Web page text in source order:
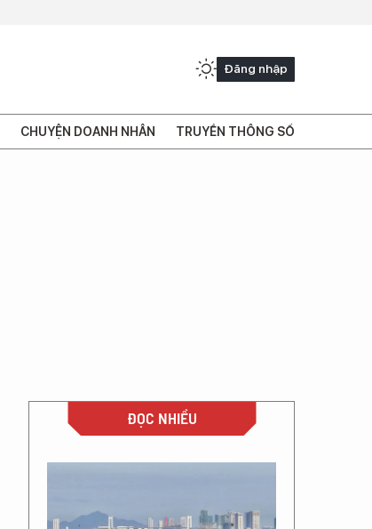
Đăng nhập
CHUYỆN DOANH NHÂN TRUYỀN THÔNG SỐ
ĐỌC NHIỀU